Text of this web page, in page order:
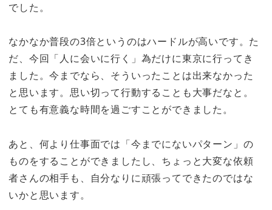
でした。
なかなか普段の3倍というのはハードルが高いです。た
だ、今回「人に会いに行く」為だけに東京に行ってき
ました。今までなら、そういったことは出来なかった
と思います。思い切って行動することも大事だなと。
とても有意義な時間を過ごすことができました。
あと、何より仕事面では「今までにないパターン」の
ものをすることができましたし、ちょっと大変な依頼
者さんの相手も、自分なりに頑張ってできたのではな
いかと思います。